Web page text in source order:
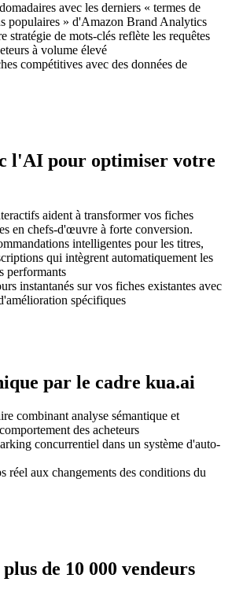
avec les derniers « termes de
populaires » d'Amazon Brand Analytics
stratégie de mots-clés reflète les requêtes
à volume élevé
compétitives avec des données de
l'AI pour optimiser votre
aident à transformer vos fiches
en chefs-d'œuvre à forte conversion.
intelligentes pour les titres,
qui intègrent automatiquement les
performants
instantanés sur vos fiches existantes avec
spécifiques
par le cadre kua.ai
combinant analyse sémantique et
des acheteurs
concurrentiel dans un système d'auto-
réel aux changements des conditions du
de 10 000 vendeurs